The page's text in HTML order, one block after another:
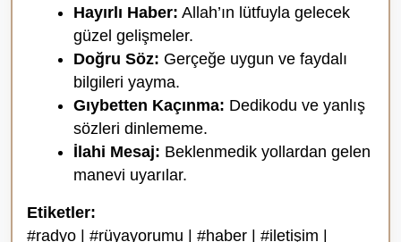
Hayırlı Haber: Allah’ın lütfuyla gelecek
güzel gelişmeler.
Doğru Söz: Gerçeğe uygun ve faydalı
bilgileri yayma.
Gıybetten Kaçınma: Dedikodu ve yanlış
sözleri dinlememe.
İlahi Mesaj: Beklenmedik yollardan gelen
manevi uyarılar.
Etiketler:
#radyo | #rüyayorumu | #haber | #iletişim |